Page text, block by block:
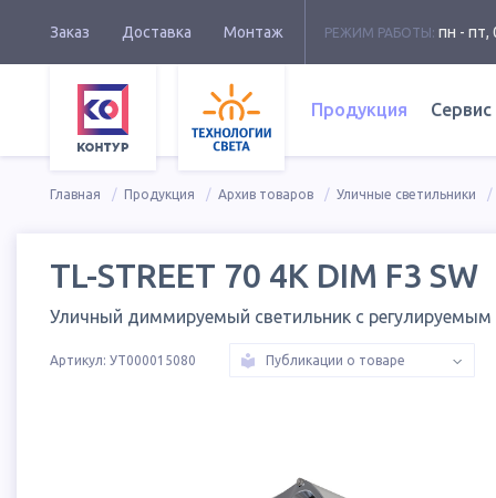
Заказ Доставка Монтаж РЕЖИМ РАБОТЫ: пн - пт,
Продукция Сервис
Главная Продукция Архив товаров Уличные светильники
TL-STREET 70 4K DIM F3 SW
Уличный диммируемый светильник с
Артикул: УТ000015080 Публикации о товаре